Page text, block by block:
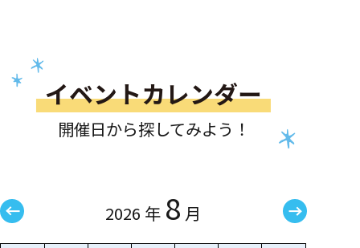
イベントカレンダー
開催日から探してみよう！
2026 年 8 月